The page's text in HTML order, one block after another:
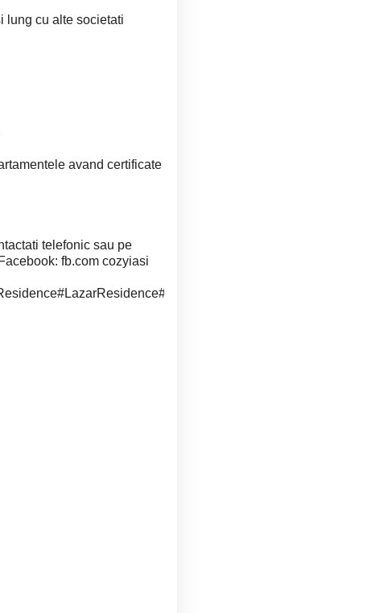
lung cu alte societati
avand certificate
telefonic sau pe
fb.com cozyiasi